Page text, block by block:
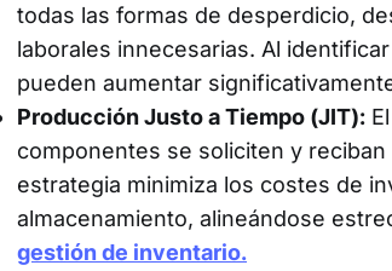
todas las formas de desperdicio,
laborales innecesarias. Al
pueden aumentar
Producción Justo a Tiempo (JIT):
componentes se soliciten y
estrategia minimiza los costes de
almacenamiento, alineándose
gestión de inventario.